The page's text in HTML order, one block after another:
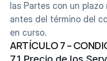
las Partes con un
antes del término del
en curso.
ARTÍCULO 7 –